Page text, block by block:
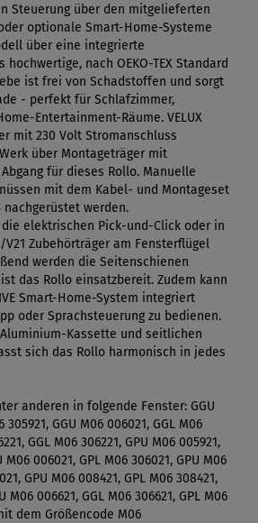
Steuerung über den mitgelieferten
optionale Smart-Home-Systeme
über eine integrierte
hochwertige, nach OEKO-TEX Standard
ist frei von Schadstoffen und sorgt
- perfekt für Schlafzimmer,
Entertainment-Räume. VELUX
mit 230 Volt Stromanschluss
über Montageträger mit
für dieses Rollo. Manuelle
mit dem Kabel- und Montageset
nachgerüstet werden.
elektrischen Pick-und-Click oder in
Zubehörträger am Fensterflügel
werden die Seitenschienen
das Rollo einsatzbereit. Zudem kann
Smart-Home-System integriert
oder Sprachsteuerung zu bedienen.
Kassette und seitlichen
sich das Rollo harmonisch in jedes
anderen in folgende Fenster: GGU
305921, GGU M06 006021, GGL M06
GGL M06 306221, GPU M06 005921,
M06 006021, GPL M06 306021, GPU M06
GPU M06 008421, GPL M06 308421,
M06 006621, GGL M06 306621, GPL M06
dem Größencode M06